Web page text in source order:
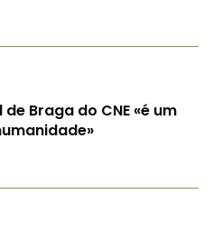
Braga do CNE «é um